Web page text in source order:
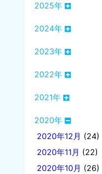
2025年
2024年
2023年
2022年
2021年
2020年
2020年12月 (24)
2020年11月 (22)
2020年10月 (26)